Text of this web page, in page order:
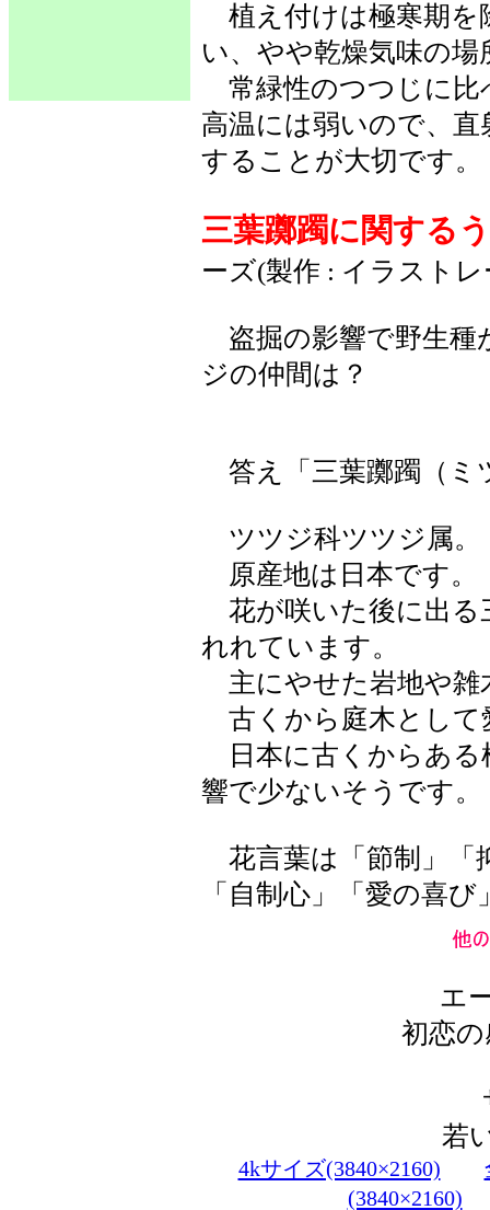
植え付けは極寒期を
い、やや乾燥気味の場
常緑性のつつじに比
高温には弱いので、
することが大切です。
三葉躑躅に関する
ーズ(製作 : イラスト
盗掘の影響で野生種
ジの仲間は？
答え「三葉躑躅（ミ
ツツジ科ツツジ属。
原産地は日本です。
花が咲いた後に出る
れれています。
主にやせた岩地や雑
古くから庭木として
日本に古くからある
響で少ないそうです。
花言葉は「節制」「
「自制心」「愛の喜
エ
初恋
若
4kサイズ(3840×2160)
(3840×2160)